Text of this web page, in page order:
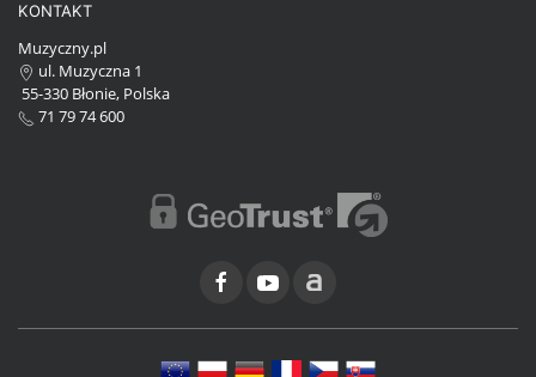
KONTAKT
Muzyczny.pl
ul. Muzyczna 1
55-330 Błonie, Polska
71 79 74 600